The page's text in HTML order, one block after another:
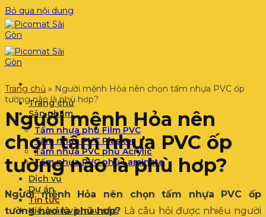
Bỏ qua nội dung
Trang chủ
Sản phẩm
Tấm nhựa phủ Film PVC
Tấm nhựa PVC Plasker
Tấm nhựa PVC phủ Acrylic
Tấm nhựa PVC phủ Laminate
Dịch vụ
Dự án
Tin tức
Kiểu vân và màu sắc
Trang chủ » Người mệnh Hỏa nên chọn tấm nhựa PVC ốp
tường nào là phù hơp?
Người mệnh Hỏa nên
chọn tấm nhựa PVC ốp
tường nào là phù hơp?
Người mệnh Hỏa nên chọn tấm nhựa PVC ốp
tường nào là phù hơp? Là câu hỏi được nhiều người